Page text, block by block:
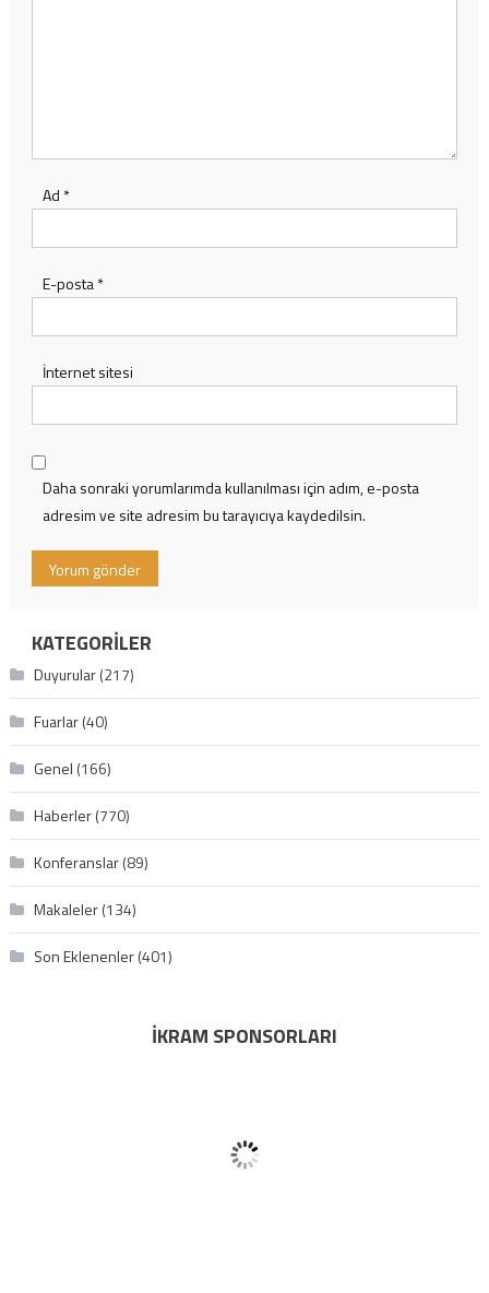
Ad *
E-posta*
İnternet sitesi
Daha sonraki yorumlarımda kullanılması için adım, e-posta
adresim ve site adresim bu tarayıcıya kaydedilsin.
KATEGORILER
Duyurular(217)
Fuarlar(40)
Genel (166)
Haberler(770)
Konferanslar(89)
Makaleler(134)
Son Eklenenler(401)
İKRAM SPONSORLARI